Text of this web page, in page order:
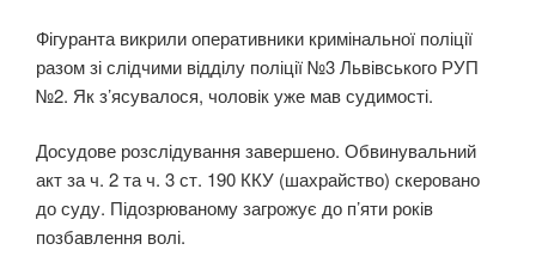
Фігуранта викрили оперативники кримінальної поліції
разом зі слідчими відділу поліції №3 Львівського РУП
№2. Як з’ясувалося, чоловік уже мав судимості.
Досудове розслідування завершено. Обвинувальний
акт за ч. 2 та ч. 3 ст. 190 ККУ (шахрайство) скеровано
до суду. Підозрюваному загрожує до п’яти років
позбавлення волі.